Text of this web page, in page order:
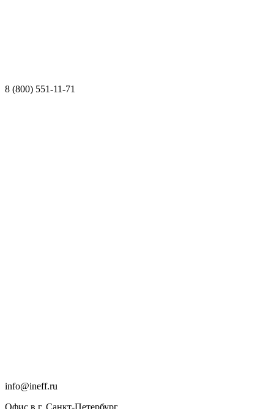
8 (800) 551-11-71
info@ineff.ru
Офис в г. Санкт-Петербург